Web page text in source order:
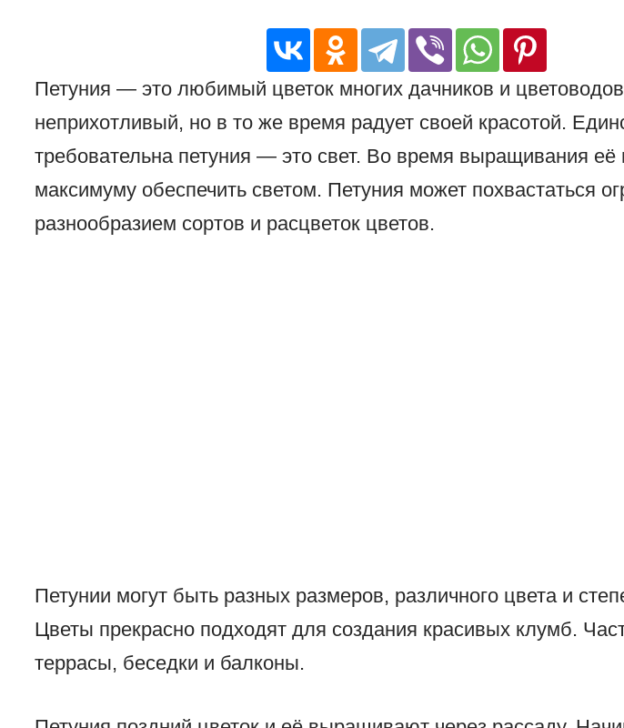
Петуния — это любимый цветок многих дачников и
неприхотливый, но в то же время радует своей красотой.
требовательна петуния — это свет. Во время выращивания её
максимуму обеспечить светом. Петуния может похвастаться
разнообразием сортов и расцветок цветов.
Петунии могут быть разных размеров, различного цвета и
Цветы прекрасно подходят для создания красивых клумб.
террасы, беседки и балконы.